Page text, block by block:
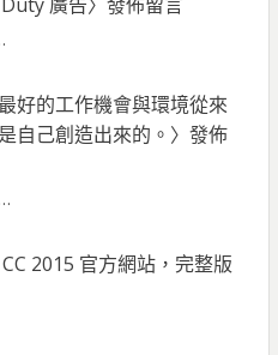
最好的工作機會與環境從來
自己創造出來的。 〉發佈
2015 官方網站，完整版